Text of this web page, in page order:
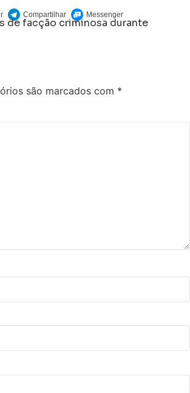
de facção criminosa durante
são marcados com *